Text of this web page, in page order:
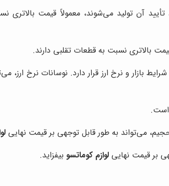
آن تولید می‌شوند، معمولاً قیمت
بالاتری نسبت به قطعات تقلبی دارند.
بازار و نرخ ارز قرار دارد. نوسانات نرخ
است.
می‌تواند به طور قابل توجهی بر قیمت نهایی
بر قیمت نهایی لوازم کوماتسو بیفزاید.